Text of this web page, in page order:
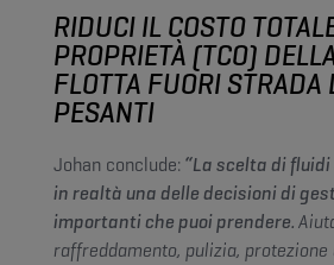
RIDUCI IL COSTO
PROPRIETÀ (TCO)
FLOTTA FUORI STRADA
PESANTI
Johan conclude: “La scelta di
in realtà una delle decisioni di
importanti che puoi prendere.
raffreddamento, pulizia,